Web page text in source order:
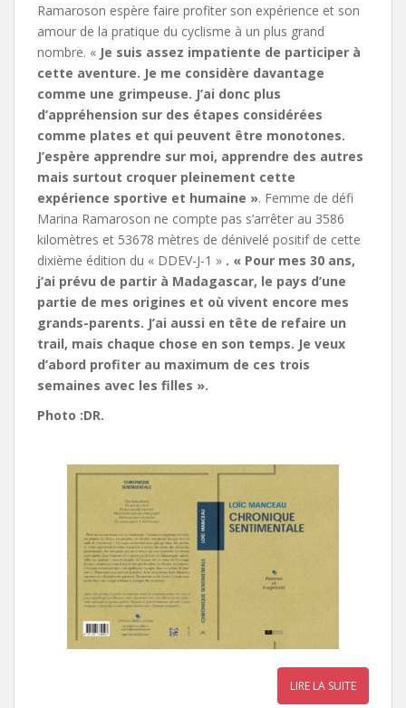
Ramaroson espère faire profiter son expérience et son
amour de la pratique du cyclisme à un plus grand
nombre. « Je suis assez impatiente de participer à
cette aventure. Je me considère davantage
comme une grimpeuse. J’ai donc plus
d’appréhension sur des étapes considérées
comme plates et qui peuvent être monotones.
J’espère apprendre sur moi, apprendre des autres
mais surtout croquer pleinement cette
expérience sportive et humaine ». Femme de défi
Marina Ramaroson ne compte pas s’arrêter au 3586
kilomètres et 53678 mètres de dénivelé positif de cette
dixième édition du « DDEV-J-1 » . « Pour mes 30 ans,
j’ai prévu de partir à Madagascar, le pays d’une
partie de mes origines et où vivent encore mes
grands-parents. J’ai aussi en tête de refaire un
trail, mais chaque chose en son temps. Je veux
d’abord profiter au maximum de ces trois
semaines avec les filles ».
Photo :DR.
LIRE LA SUITE